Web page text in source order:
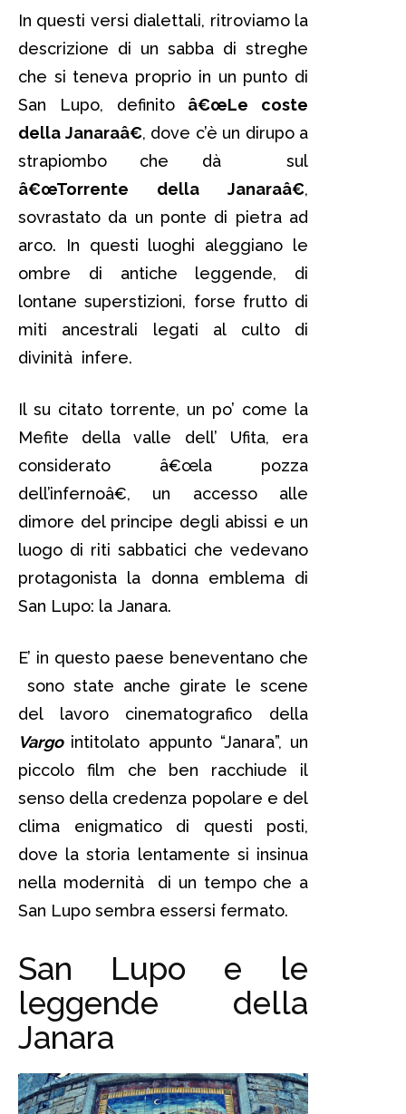
In questi versi dialettali, ritroviamo la
descrizione di un sabba di streghe
che si teneva proprio in un punto di
San Lupo, definito â€œLe coste
della Janaraâ€, dove c’è un dirupo a
strapiombo che dà sul
â€œTorrente della Janaraâ€,
sovrastato da un ponte di pietra ad
arco. In questi luoghi aleggiano le
ombre di antiche leggende, di
lontane superstizioni, forse frutto di
miti ancestrali legati al culto di
divinità infere.
Il su citato torrente, un po’ come la
Mefite della valle dell’ Ufita, era
considerato â€œla pozza
dell’infernoâ€, un accesso alle
dimore del principe degli abissi e un
luogo di riti sabbatici che vedevano
protagonista la donna emblema di
San Lupo: la Janara.
E’ in questo paese beneventano che
sono state anche girate le scene
del lavoro cinematografico della
Vargo intitolato appunto “Janara”, un
piccolo film che ben racchiude il
senso della credenza popolare e del
clima enigmatico di questi posti,
dove la storia lentamente si insinua
nella modernità di un tempo che a
San Lupo sembra essersi fermato.
San Lupo e le
leggende della
Janara